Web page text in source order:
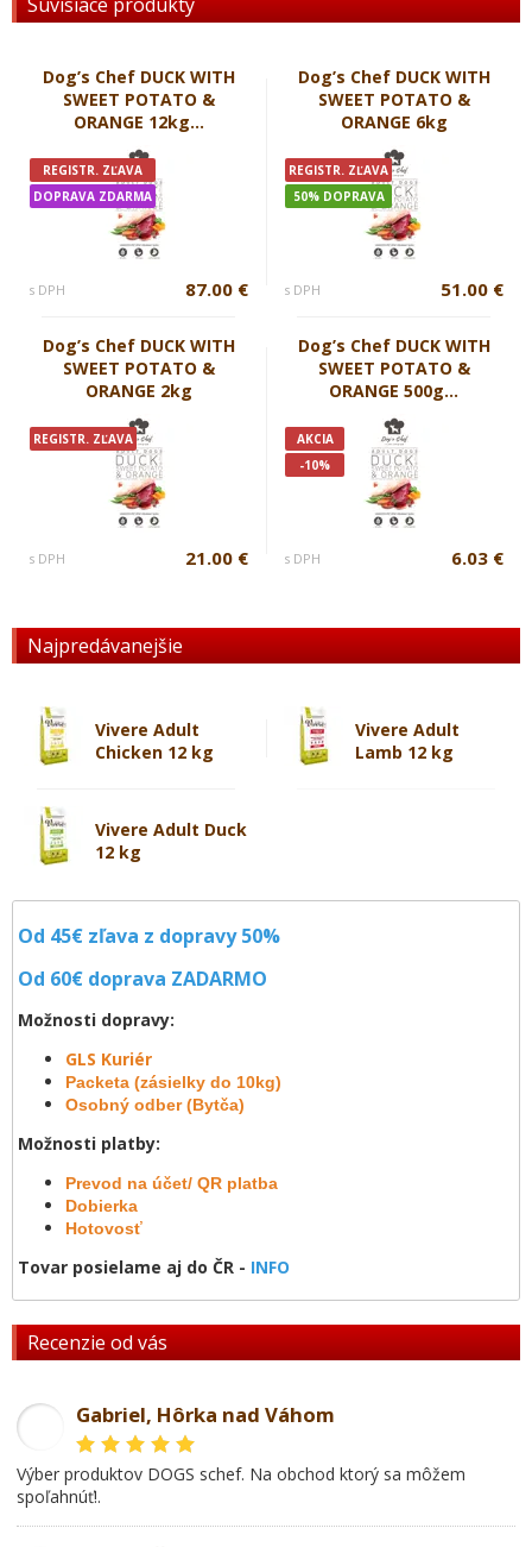
Od 45€ zľava z dopravy 50%
Od 60€ doprava ZADARMO
Možnosti dopravy:
GLS Kuriér
Packeta (zásielky do 10kg)
Osobný odber (Bytča)
Možnosti platby:
Prevod na účet/ QR platba
Dobierka
Hotovosť
Tovar posielame aj do ČR - INFO
Recenzie od vás
Gabriel, Hôrka nad Váhom
Výber produktov DOGS schef. Na obchod ktorý sa môžem
spoľahnúť!.
Najpredávanejšie
Vivere Adult
Chicken 12 kg
Vivere Adult
Lamb 12 kg
Vivere Adult Duck
12 kg
Dog’s Chef DUCK WITH
SWEET POTATO &
ORANGE 12kg...
REGISTR. ZĽAVA
DOPRAVA ZDARMA
s DPH 87.00 €
Dog’s Chef DUCK WITH
SWEET POTATO &
ORANGE 6kg
REGISTR. ZĽAVA
50% DOPRAVA
s DPH 51.00 €
Dog’s Chef DUCK WITH
SWEET POTATO &
ORANGE 2kg
REGISTR. ZĽAVA
s DPH 21.00 €
Dog’s Chef DUCK WITH
SWEET POTATO &
ORANGE 500g...
AKCIA
-10%
s DPH 6.03 €